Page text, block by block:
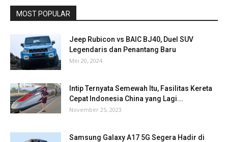
MOST POPULAR
Jeep Rubicon vs BAIC BJ40, Duel SUV
Legendaris dan Penantang Baru
Mei 20, 2024
Intip Ternyata Semewah Itu, Fasilitas Kereta
Cepat Indonesia China yang Lagi...
November 25, 2023
Samsung Galaxy A17 5G Segera Hadir di